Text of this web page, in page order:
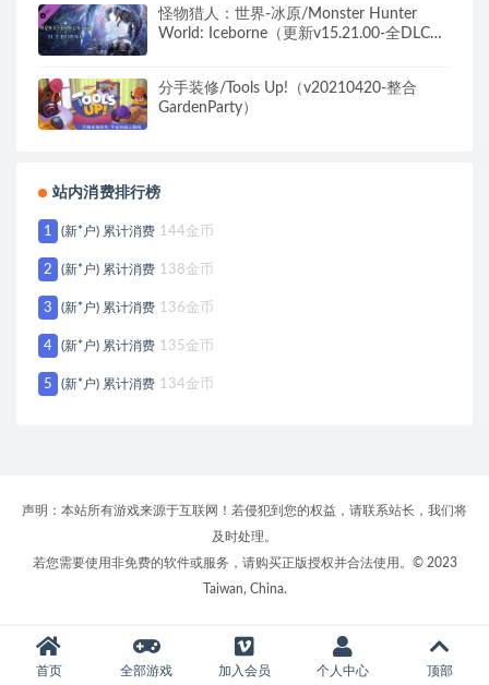
怪物猎人：世界-冰原/Monster Hunter
World: Iceborne（更新v15.21.00-全DLC豪
分手装修/Tools Up!（v20210420-整合
GardenParty）
站内消费排行榜
1 (新*户) 累计消费 144金币
2 (新*户) 累计消费 138金币
3 (新*户) 累计消费 136金币
4 (新*户) 累计消费 135金币
5 (新*户) 累计消费 134金币
声明：本站所有游戏来源于互联网！若侵犯到您的权益，请联系站长，我们将
及时处理。
若您需要使用非免费的软件或服务，请购买正版授权并合法使用。© 2023
Taiwan, China.
首页 全部游戏 加入会员 个人中心 顶部